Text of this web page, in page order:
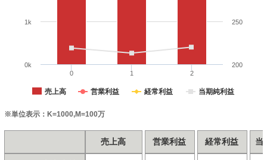
売上高 営業利益 経常利益 当期純利益
0 1 2
0k
1k
200
250
※単位表示：K=1000,M=100万
売上高 営業利益 経常利益 当